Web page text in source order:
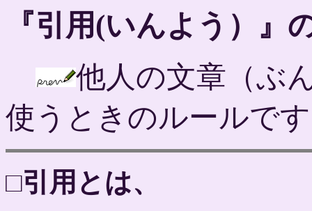
『引用(いんよう）』
他人の文章（ぶ
使うときのルールで
□引用とは、